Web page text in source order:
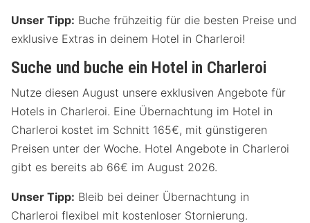
Unser Tipp: Buche frühzeitig für die besten Preise und
exklusive Extras in deinem Hotel in Charleroi!
Suche und buche ein Hotel in Charleroi
Nutze diesen August unsere exklusiven Angebote für
Hotels in Charleroi. Eine Übernachtung im Hotel in
Charleroi kostet im Schnitt 165€, mit günstigeren
Preisen unter der Woche. Hotel Angebote in Charleroi
gibt es bereits ab 66€ im August 2026.
Unser Tipp: Bleib bei deiner Übernachtung in
Charleroi flexibel mit kostenloser Stornierung.